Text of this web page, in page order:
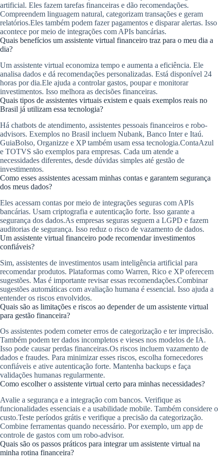
artificial. Eles fazem tarefas financeiras e dão recomendações.
Compreendem linguagem natural, categorizam transações e geram
relatórios.Eles também podem fazer pagamentos e disparar alertas. Isso
acontece por meio de integrações com APIs bancárias.
Quais benefícios um assistente virtual financeiro traz para o meu dia a
dia?
Um assistente virtual economiza tempo e aumenta a eficiência. Ele
analisa dados e dá recomendações personalizadas. Está disponível 24
horas por dia.Ele ajuda a controlar gastos, poupar e monitorar
investimentos. Isso melhora as decisões financeiras.
Quais tipos de assistentes virtuais existem e quais exemplos reais no
Brasil já utilizam essa tecnologia?
Há chatbots de atendimento, assistentes pessoais financeiros e robo-
advisors. Exemplos no Brasil incluem Nubank, Banco Inter e Itaú.
GuiaBolso, Organizze e XP também usam essa tecnologia.ContaAzul
e TOTVS são exemplos para empresas. Cada um atende a
necessidades diferentes, desde dúvidas simples até gestão de
investimentos.
Como esses assistentes acessam minhas contas e garantem segurança
dos meus dados?
Eles acessam contas por meio de integrações seguras com APIs
bancárias. Usam criptografia e autenticação forte. Isso garante a
segurança dos dados.As empresas seguras seguem a LGPD e fazem
auditorias de segurança. Isso reduz o risco de vazamento de dados.
Um assistente virtual financeiro pode recomendar investimentos
confiáveis?
Sim, assistentes de investimentos usam inteligência artificial para
recomendar produtos. Plataformas como Warren, Rico e XP oferecem
sugestões. Mas é importante revisar essas recomendações.Combinar
sugestões automáticas com avaliação humana é essencial. Isso ajuda a
entender os riscos envolvidos.
Quais são as limitações e riscos ao depender de um assistente virtual
para gestão financeira?
Os assistentes podem cometer erros de categorização e ter imprecisão.
Também podem ter dados incompletos e vieses nos modelos de IA.
Isso pode causar perdas financeiras.Os riscos incluem vazamento de
dados e fraudes. Para minimizar esses riscos, escolha fornecedores
confiáveis e ative autenticação forte. Mantenha backups e faça
validações humanas regularmente.
Como escolher o assistente virtual certo para minhas necessidades?
Avalie a segurança e a integração com bancos. Verifique as
funcionalidades essenciais e a usabilidade mobile. Também considere o
custo.Teste períodos grátis e verifique a precisão da categorização.
Combine ferramentas quando necessário. Por exemplo, um app de
controle de gastos com um robo-advisor.
Quais são os passos práticos para integrar um assistente virtual na
minha rotina financeira?